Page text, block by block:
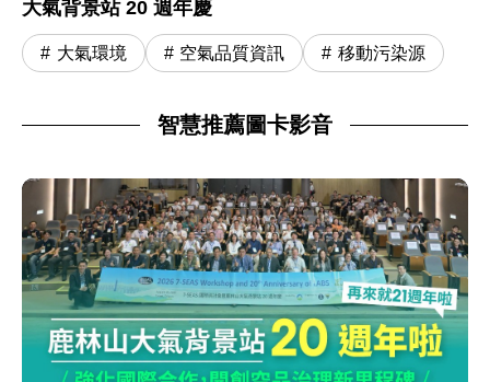
大氣背景站 20 週年慶
大氣環境 空氣品質資訊 移動污染源
智慧推薦圖卡影音